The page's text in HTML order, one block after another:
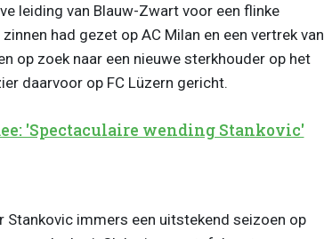
leiding van Blauw-Zwart voor een flinke
had gezet op AC Milan en een vertrek van
op zoek naar een nieuwe sterkhouder op het
daarvoor op FC Lüzern gericht.
'Spectaculaire wending Stankovic'
immers een uitstekend seizoen op